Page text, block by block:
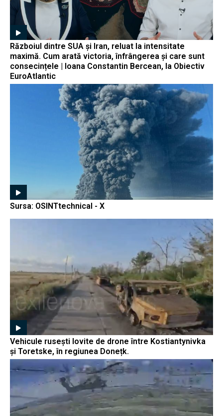
Războiul dintre SUA și Iran, reluat la intensitate
maximă. Cum arată victoria, înfrângerea și care sunt
consecințele | Ioana Constantin Bercean, la Obiectiv
EuroAtlantic
Sursa: OSINTtechnical - X
Vehicule rusești lovite de drone între Kostiantynivka
și Toretske, în regiunea Donețk.